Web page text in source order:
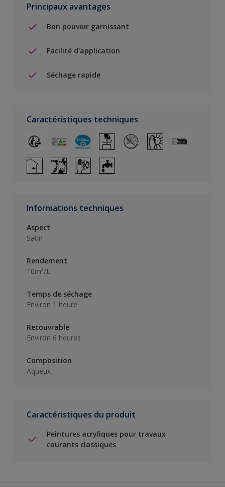
Principaux avantages
Bon pouvoir garnissant
Facilité d'application
Séchage rapide
Caractéristiques techniques
Informations techniques
Aspect
Satin
Rendement
10m²/L
Temps de séchage
Environ 1 heure
Recouvrable
Environ 6 heures
Composition
Aqueux
Caractéristiques du produit
Peintures acryliques pour travaux
courants classiques